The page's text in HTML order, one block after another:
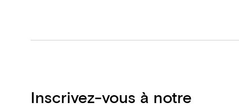
Inscrivez-vous à notre